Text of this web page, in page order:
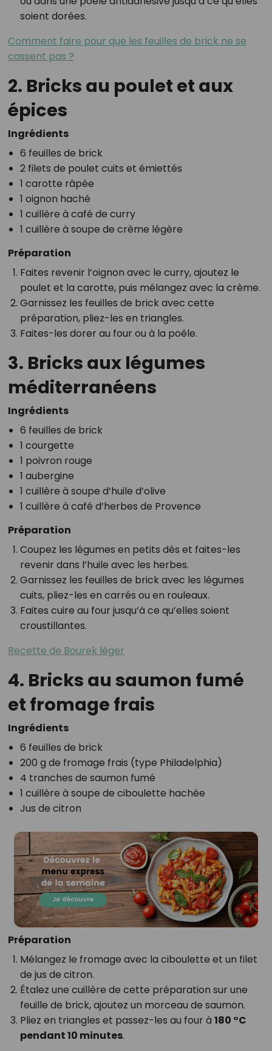
soient dorées.
Comment faire pour que les feuilles de brick ne se
cassent pas ?
2. Bricks au poulet et aux
épices
Ingrédients
6 feuilles de brick
2 filets de poulet cuits et émiettés
1 carotte râpée
1 oignon haché
1 cuillère à café de curry
1 cuillère à soupe de crème légère
Préparation
Faites revenir l’oignon avec le curry, ajoutez le
poulet et la carotte, puis mélangez avec la crème.
Garnissez les feuilles de brick avec cette
préparation, pliez-les en triangles.
Faites-les dorer au four ou à la poêle.
3. Bricks aux légumes
méditerranéens
Ingrédients
6 feuilles de brick
1 courgette
1 poivron rouge
1 aubergine
1 cuillère à soupe d’huile d’olive
1 cuillère à café d’herbes de Provence
Préparation
Coupez les légumes en petits dés et faites-les
revenir dans l’huile avec les herbes.
Garnissez les feuilles de brick avec les légumes
cuits, pliez-les en carrés ou en rouleaux.
Faites cuire au four jusqu’à ce qu’elles soient
croustillantes.
Recette de Bourek léger
4. Bricks au saumon fumé
et fromage frais
Ingrédients
6 feuilles de brick
200 g de fromage frais (type Philadelphia)
4 tranches de saumon fumé
1 cuillère à soupe de ciboulette hachée
Jus de citron
Préparation
Mélangez le fromage avec la ciboulette et un filet
de jus de citron.
Étalez une cuillère de cette préparation sur une
feuille de brick, ajoutez un morceau de saumon.
Pliez en triangles et passez-les au four à 180 °C
pendant 10 minutes.